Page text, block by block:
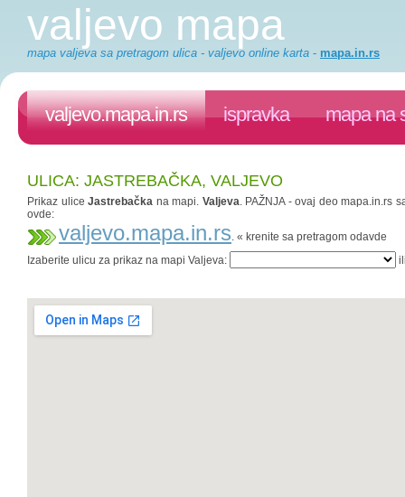
valjevo mapa
mapa valjeva sa pretragom ulica - valjevo online karta - mapa.in.rs
valjevo.mapa.in.rs ispravka mapa na
ULICA: JASTREBAČKA, VALJEVO
Prikaz ulice Jastrebačka na mapi. Valjeva. PAŽNJA - ovaj deo mapa.in.rs
ovde:
valjevo.mapa.in.rs. « krenite sa pretragom odavde
Izaberite ulicu za prikaz na mapi Valjeva: